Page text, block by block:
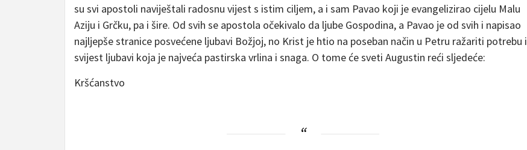
su svi apostoli naviještali radosnu vijest s istim ciljem, a i sam Pavao koji je evangelizirao cijelu Malu
Aziju i Grčku, pa i šire. Od svih se apostola očekivalo da ljube Gospodina, a Pavao je od svih i napisao
najljepše stranice posvećene ljubavi Božjoj, no Krist je htio na poseban način u Petru ražariti potrebu i
svijest ljubavi koja je najveća pastirska vrlina i snaga. O tome će sveti Augustin reći sljedeće:
Kršćanstvo